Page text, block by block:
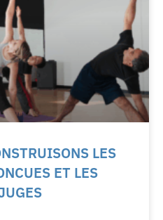
LES
ET LES